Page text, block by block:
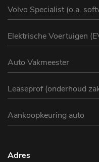
Volvo Specialist (o.a.
Elektrische Voertuigen
Auto Vakmeester
Leaseprof (onderhoud
Aankoopkeuring auto
Adres